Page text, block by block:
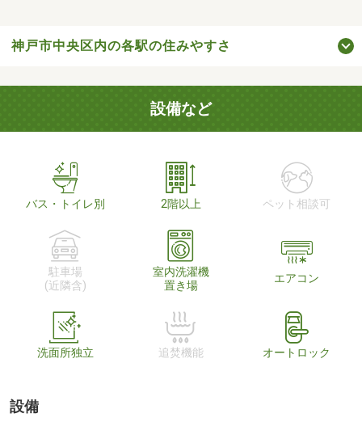
神戸市中央区内の各駅の住みやすさ
設備など
バス・トイレ別 2階以上 ペット相談可
駐車場
(近隣含)
室内洗濯機
置き場
エアコン
洗面所独立 追焚機能 オートロック
設備